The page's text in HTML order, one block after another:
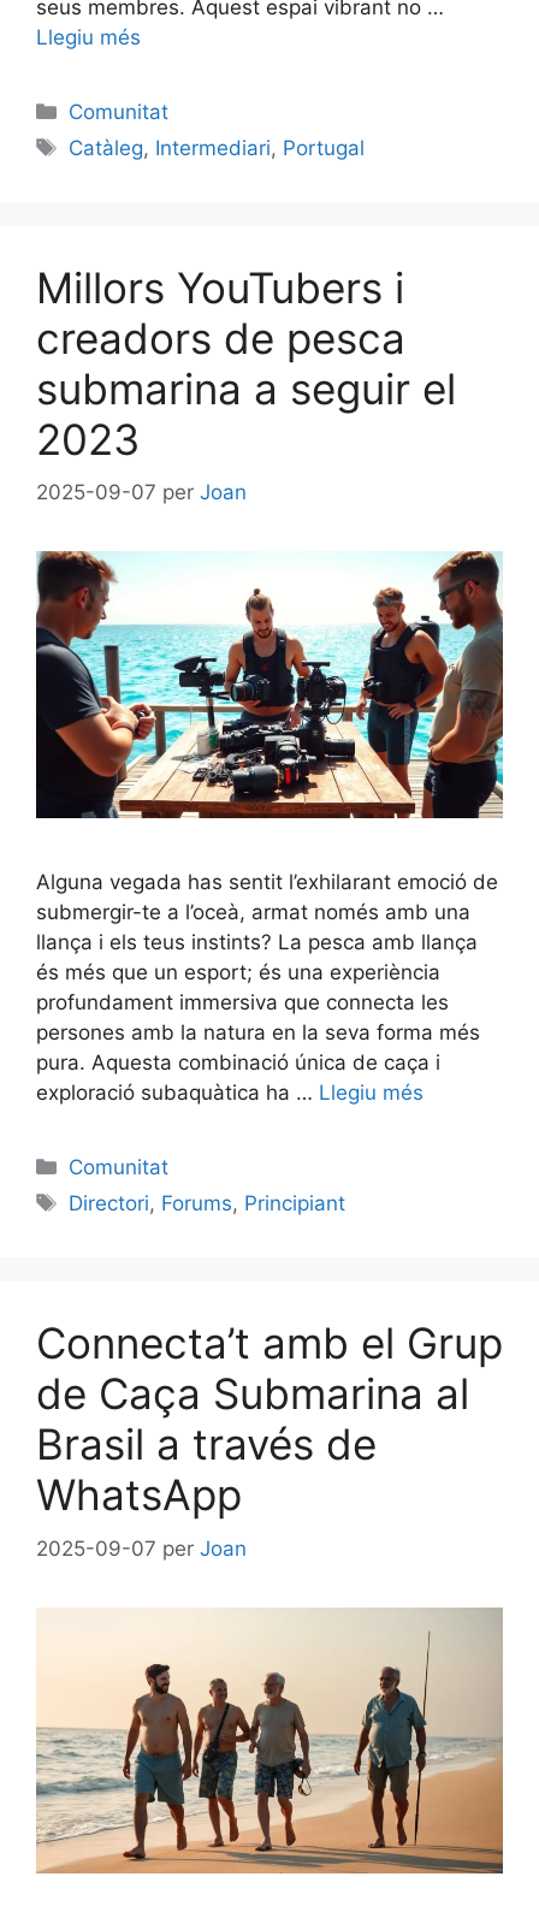
seus membres. Aquest espai vibrant no …
Llegiu més
Categories
Comunitat
Etiquetes
Catàleg, Intermediari, Portugal
Millors YouTubers i
creadors de pesca
submarina a seguir el
2023
2025-09-07 per Joan
Alguna vegada has sentit l’exhilarant emoció de
submergir-te a l’oceà, armat només amb una
llança i els teus instints? La pesca amb llança
és més que un esport; és una experiència
profundament immersiva que connecta les
persones amb la natura en la seva forma més
pura. Aquesta combinació única de caça i
exploració subaquàtica ha … Llegiu més
Categories
Comunitat
Etiquetes
Directori, Forums, Principiant
Connecta’t amb el Grup
de Caça Submarina al
Brasil a través de
WhatsApp
2025-09-07 per Joan